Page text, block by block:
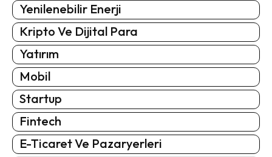
Yenilenebilir Enerji
Kripto Ve Dijital Para
Yatırım
Mobil
Startup
Fintech
E-Ticaret Ve Pazaryerleri